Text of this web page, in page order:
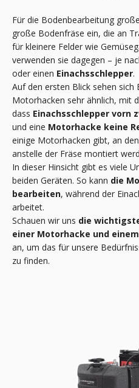
Für die Bodenbearbeitung
große Bodenfräse ein, die an
für kleinere Felder wie
verwenden sie dagegen – je
oder einen Einachsschlepper.
Auf den ersten Blick sehen sich
Motorhacken sehr ähnlich, mit
dass Einachsschlepper vorn
und eine Motorhacke keine
einige Motorhacken gibt, an
anstelle der Fräse montiert
In dieser Hinsicht gibt es viele
beiden Geräten. So kann die
bearbeiten, während der
arbeitet.
Schauen wir uns die
einer Motorhacke und
an, um das für unsere
zu finden.